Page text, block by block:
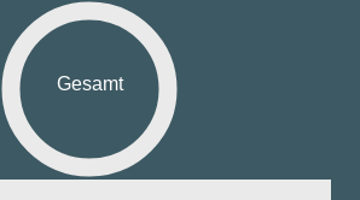
Gesamt